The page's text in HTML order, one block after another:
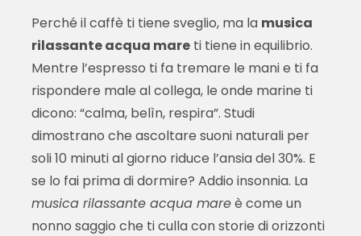
Perché il caffè ti tiene sveglio, ma la musica
rilassante acqua mareti tiene in equilibrio.
Mentre l’espresso ti fa tremare le mani e ti fa
rispondere male al collega, le onde marine ti
dicono: “calma, belìn, respira”. Studi
dimostrano che ascoltare suoni naturali per
soli 10 minuti al giorno riduce l’ansia del 30%. E
se lo fai prima di dormire? Addio insonnia. La
musica rilassante acqua mareè come un
nonno saggio che ti culla con storie di orizzonti